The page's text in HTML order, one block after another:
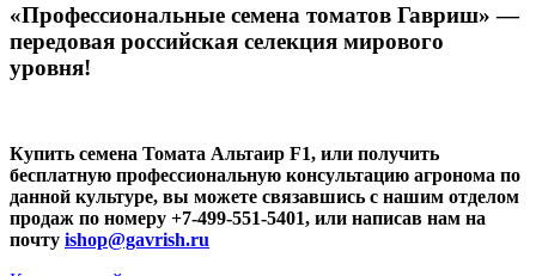
«Профессиональные семена томатов Гавриш» —
передовая российская селекция мирового
уровня!
Купить семена Томата Альтаир F1, или получить
бесплатную профессиональную консультацию агронома по
данной культуре, вы можете связавшись с нашим отделом
продаж по номеру +7-499-551-5401, или написав нам на
почту ishop@gavrish.ru